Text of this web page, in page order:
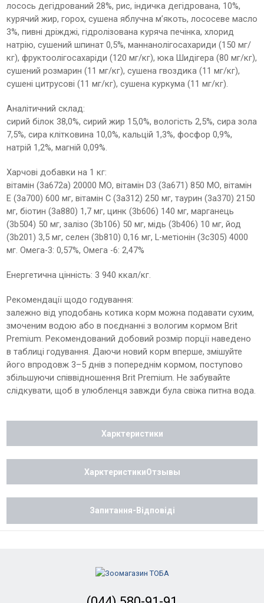
лосось дегідрований 28%, рис, індичка дегідрована, 10%,
курячий жир, горох, сушена яблучна м’якоть, лососеве масло
3%, пивні дріжджі, гідролізована куряча печінка, хлорид
натрію, сушений шпинат 0,5%, маннанолігосахариди (150 мг/
кг), фруктоолігосахаріди (120 мг/кг), юка Шидігера (80 мг/кг),
сушений розмарин (11 мг/кг), сушена гвоздика (11 мг/кг),
сушені цитрусові (11 мг/кг), сушена куркума (11 мг/кг).
Аналітичний склад:
сирий білок 38,0%, сирий жир 15,0%, вологість 2,5%, сира зола
7,5%, сира клітковина 10,0%, кальцій 1,3%, фосфор 0,9%,
натрій 1,2%, магній 0,09%.
Харчові добавки на 1 кг:
вітамін (3a672a) 20000 МО, вітамін D3 (3a671) 850 МО, вітамін
E (3a700) 600 мг, вітамін C (3a312) 250 мг, таурин (3a370) 2150
мг, біотин (3a880) 1,7 мг, цинк (3b606) 140 мг, марганець
(3b504) 50 мг, залізо (3b106) 50 мг, мідь (3b406) 10 мг, йод
(3b201) 3,5 мг, селен (3b810) 0,16 мг, L-метіонін (3c305) 4000
мг. Омега-3: 0,57%, Омега -6: 2,47%
Енергетична цінність: 3 940 ккал/кг.
Рекомендації щодо годування:
залежно від уподобань котика корм можна подавати сухим,
змоченим водою або в поєднанні з вологим кормом Brit
Premium. Рекомендований добовий розмір порції наведено
в таблиці годування. Даючи новий корм вперше, змішуйте
його впродовж 3–5 днів з попереднім кормом, поступово
збільшуючи співвідношення Brit Premium. Не забувайте
слідкувати, щоб в улюбленця завжди була свіжа питна вода.
Харктеристики
ХарктеристикиОтзывы
Запитання-Відповіді